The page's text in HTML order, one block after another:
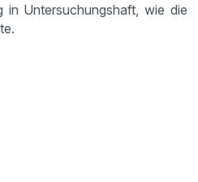
in Untersuchungshaft, wie die